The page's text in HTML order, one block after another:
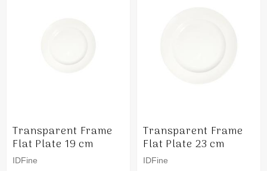
Transparent Frame
Flat Plate 19 cm
IDFine
Transparent Frame
Flat Plate 23 cm
IDFine